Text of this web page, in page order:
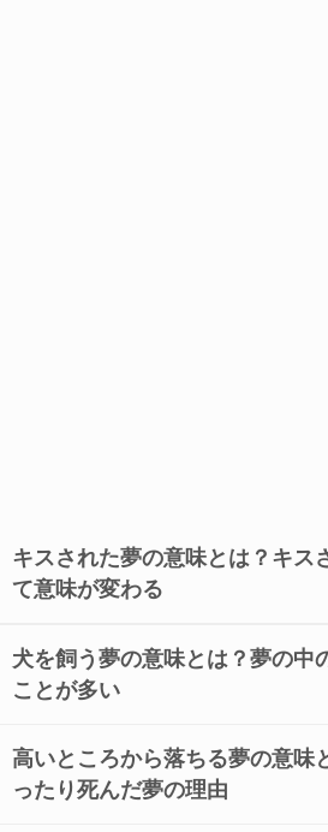
キスされた夢の意味とは？キス
て意味が変わる
犬を飼う夢の意味とは？夢の中
ことが多い
高いところから落ちる夢の意味
ったり死んだ夢の理由